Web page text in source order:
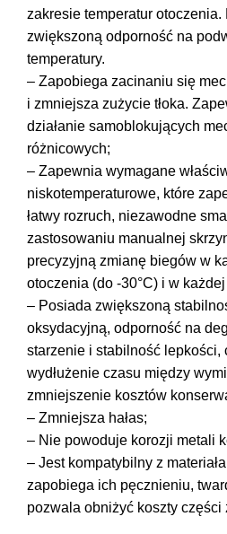
zakresie temperatur otoczenia.
zwiększoną odporność na
temperatury.
– Zapobiega zacinaniu się
i zmniejsza zużycie tłoka.
działanie samoblokujących
różnicowych;
– Zapewnia wymagane
niskotemperaturowe, które
łatwy rozruch, niezawodne
zastosowaniu manualnej
precyzyjną zmianę biegów w
otoczenia (do -30°C) i w
– Posiada zwiększoną
oksydacyjną, odporność na
starzenie i stabilność lepkości,
wydłużenie czasu między
zmniejszenie kosztów
– Zmniejsza hałas;
– Nie powoduje korozji metali
– Jest kompatybilny z
zapobiega ich pęcznieniu,
pozwala obniżyć koszty części